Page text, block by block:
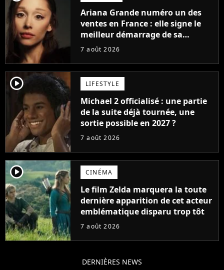
Ariana Grande numéro un des
ventes en France : elle signe le
meilleur démarrage de sa
carrière avec son album Petal
7 août 2026
player2 LIFESTYLE
Michael 2 officialisé : une partie
de la suite déjà tournée, une
sortie possible en 2027 ?
7 août 2026
player2 CINÉMA
Le film Zelda marquera la toute
dernière apparition de cet acteur
emblématique disparu trop tôt
7 août 2026
DERNIÈRES NEWS